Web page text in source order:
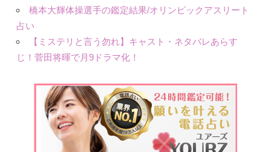
橋本大輝体操選手の鑑定結果/オリンピックアスリート
占い
【ミステリと言う勿れ】キャスト・ネタバレあらす
じ！菅田将暉で月9ドラマ化！